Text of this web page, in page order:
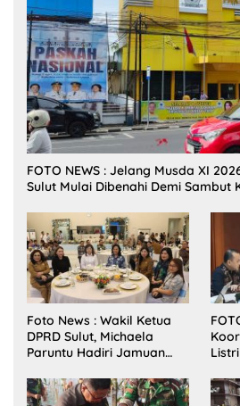
FOTO NEWS : Jelang Musda XI
Sulut Mulai Dibenahi Demi Sambut
Foto News : Wakil Ketua
DPRD Sulut, Michaela
Paruntu Hadiri Jamuan
Sulut Bersama Wamenkes
RI